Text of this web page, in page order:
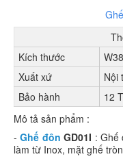
Kích thước
Xuất xứ
Nội
Bảo hành
12
Mô tả sản phẩm :
-Ghế đôn GD01I : Ghế
làm từ Inox, mặt ghế